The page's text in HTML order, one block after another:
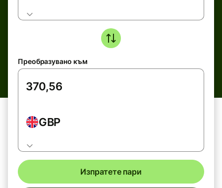
Преобразувано към
GBP
Изпратете пари